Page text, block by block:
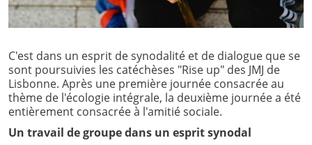
C'est dans un esprit de synodalité et de dialogue que se
sont poursuivies les catéchèses "Rise up" des JMJ de
Lisbonne. Après une première journée consacrée au
thème de l'écologie intégrale, la deuxième journée a été
entièrement consacrée à l'amitié sociale.
Un travail de groupe dans un esprit synodal